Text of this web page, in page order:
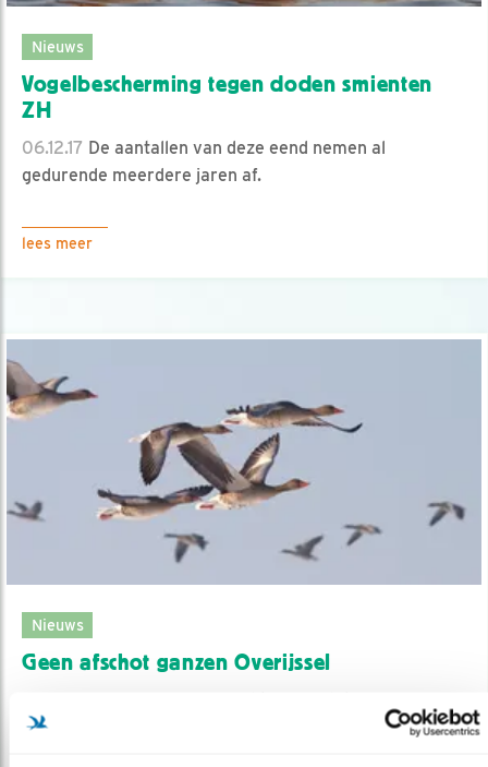
Nieuws
Vogelbescherming tegen doden smienten
ZH
06.12.17 De aantallen van deze eend nemen al
gedurende meerdere jaren af.
lees meer
Nieuws
Geen afschot ganzen Overijssel
grootschalig afschot van ganzen.